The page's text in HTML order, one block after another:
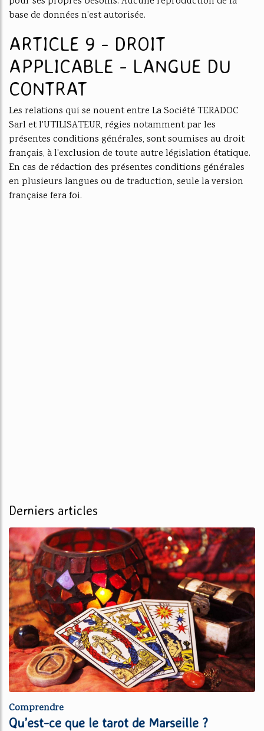
base de données n’est autorisée.
ARTICLE 9 - DROIT
APPLICABLE - LANGUE DU
CONTRAT
Les relations qui se nouent entre La Société TERADOC
Sarl et l'UTILISATEUR, régies notamment par les
présentes conditions générales, sont soumises au droit
français, à l'exclusion de toute autre législation étatique.
En cas de rédaction des présentes conditions générales
en plusieurs langues ou de traduction, seule la version
française fera foi.
Derniers articles
Comprendre
Qu’est-ce que le tarot de Marseille ?